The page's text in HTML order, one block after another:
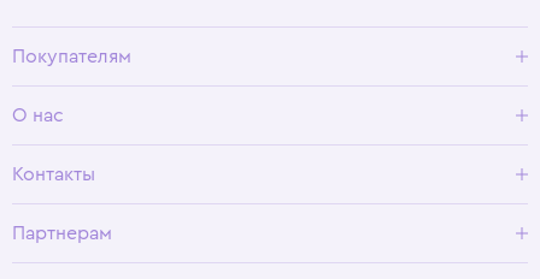
Покупателям
Условия возврата
О нас
Программа лояльности
Контакты
Партнерам